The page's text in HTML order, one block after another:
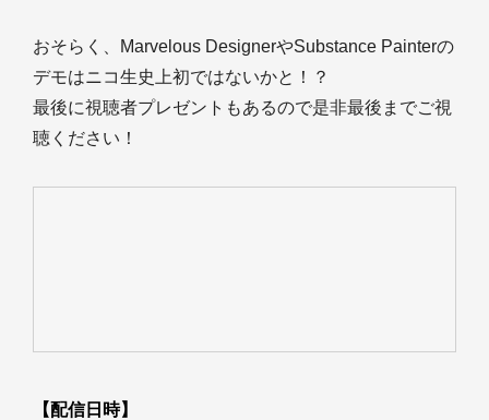
おそらく、Marvelous DesignerやSubstance Painterの
デモはニコ生史上初ではないかと！？
最後に視聴者プレゼントもあるので是非最後までご視
聴ください！
【配信日時】